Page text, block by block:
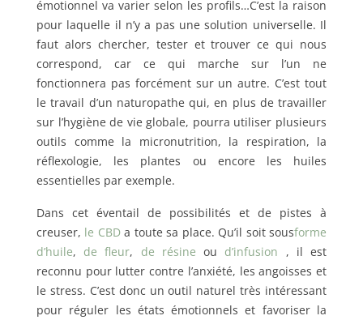
émotionnel va varier selon les profils…C’est la raison
pour laquelle il n’y a pas une solution universelle. Il
faut alors chercher, tester et trouver ce qui nous
correspond, car ce qui marche sur l’un ne
fonctionnera pas forcément sur un autre. C’est tout
le travail d’un naturopathe qui, en plus de travailler
sur l’hygiène de vie globale, pourra utiliser plusieurs
outils comme la micronutrition, la respiration, la
réflexologie, les plantes ou encore les huiles
essentielles par exemple.
Dans cet éventail de possibilités et de pistes à
creuser, le CBDa toute sa place. Qu’il soit sousforme
d’huile, de fleur, de résine ou d’infusion , il est
reconnu pour lutter contre l’anxiété, les angoisses et
le stress. C’est donc un outil naturel très intéressant
pour réguler les états émotionnels et favoriser la